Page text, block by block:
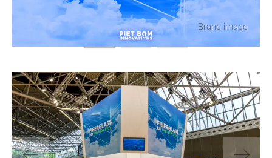
Brand image